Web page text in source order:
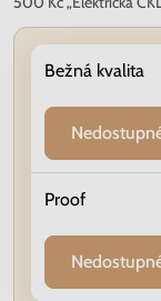
Bežná kvalita
Proof